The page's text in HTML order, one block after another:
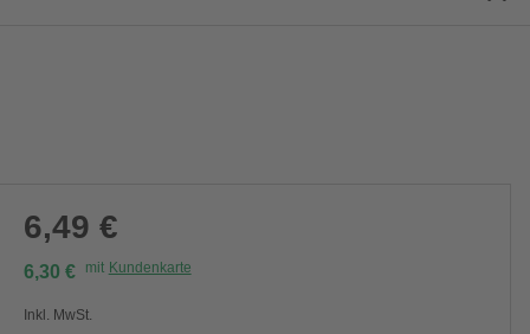
6,49 €
6,30 € mit Kundenkarte
Inkl. MwSt.